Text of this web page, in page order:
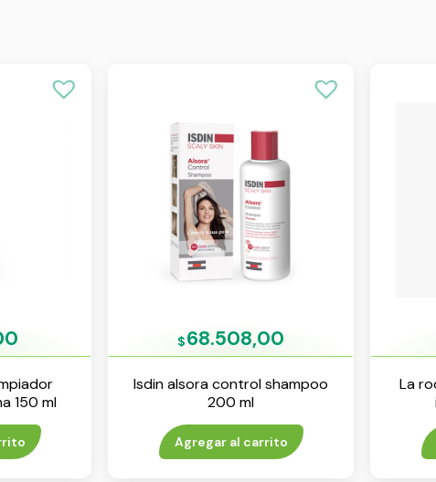
150 ml
$68.508,00
Isdin alsora control shampoo
200 ml
Agregar al carrito
La